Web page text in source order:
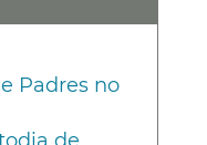
Padres no